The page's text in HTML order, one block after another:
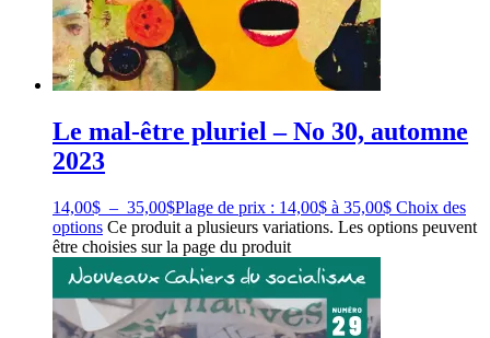
Le mal-être pluriel – No 30, automne
2023
14,00$ – 35,00$Plage de prix : 14,00$ à 35,00$ Choix des
options Ce produit a plusieurs variations. Les options peuvent
être choisies sur la page du produit